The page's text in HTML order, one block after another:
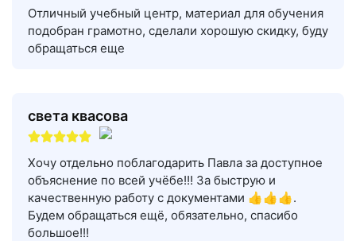
Отличный учебный центр, материал для обучения
подобран грамотно, сделали хорошую скидку, буду
обращаться еще
света квасова
Хочу отдельно поблагодарить Павла за доступное
объяснение по всей учёбе!!! За быструю и
качественную работу с документами 👍👍👍.
Будем обращаться ещё, обязательно, спасибо
большое!!!